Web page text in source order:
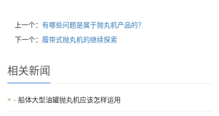
上一个： 有哪些问题是属于抛丸机产品的？
下一个： 履带式抛丸机的继续探索
相关新闻
· 船体大型油罐抛丸机应该怎样运用